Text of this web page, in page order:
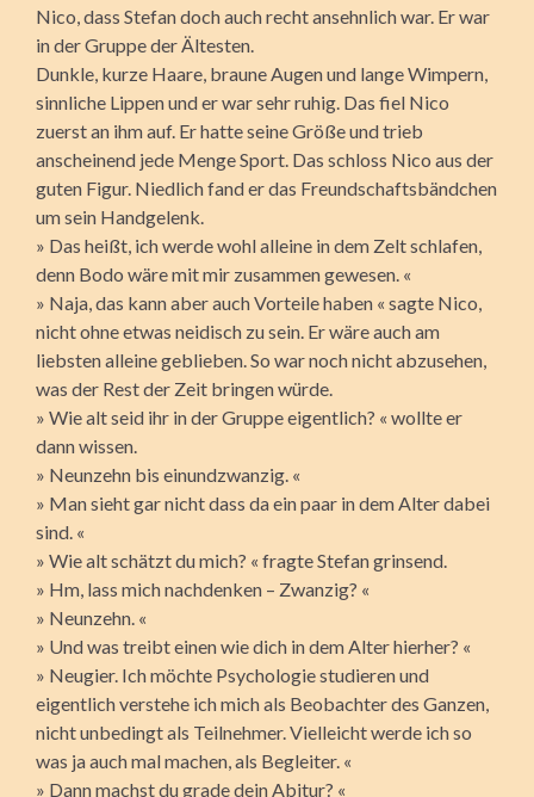
Nico, dass Stefan doch auch recht ansehnlich war. Er war
in der Gruppe der Ältesten.
Dunkle, kurze Haare, braune Augen und lange Wimpern,
sinnliche Lippen und er war sehr ruhig. Das fiel Nico
zuerst an ihm auf. Er hatte seine Größe und trieb
anscheinend jede Menge Sport. Das schloss Nico aus der
guten Figur. Niedlich fand er das Freundschaftsbändchen
um sein Handgelenk.
» Das heißt, ich werde wohl alleine in dem Zelt schlafen,
denn Bodo wäre mit mir zusammen gewesen. «
» Naja, das kann aber auch Vorteile haben « sagte Nico,
nicht ohne etwas neidisch zu sein. Er wäre auch am
liebsten alleine geblieben. So war noch nicht abzusehen,
was der Rest der Zeit bringen würde.
» Wie alt seid ihr in der Gruppe eigentlich? « wollte er
dann wissen.
» Neunzehn bis einundzwanzig. «
» Man sieht gar nicht dass da ein paar in dem Alter dabei
sind. «
» Wie alt schätzt du mich? « fragte Stefan grinsend.
» Hm, lass mich nachdenken – Zwanzig? «
» Neunzehn. «
» Und was treibt einen wie dich in dem Alter hierher? «
» Neugier. Ich möchte Psychologie studieren und
eigentlich verstehe ich mich als Beobachter des Ganzen,
nicht unbedingt als Teilnehmer. Vielleicht werde ich so
was ja auch mal machen, als Begleiter. «
» Dann machst du grade dein Abitur? «